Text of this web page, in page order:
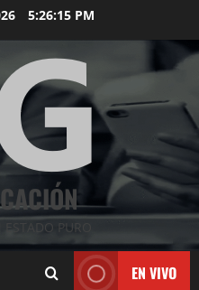
5:26:16 PM
PURO
EN VIVO